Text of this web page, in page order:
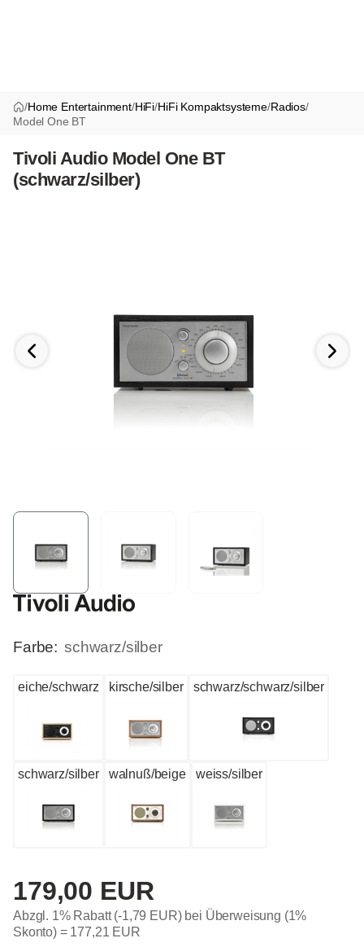
/Home Entertainment/HiFi/HiFi Kompaktsysteme/Radios/
Model One BT
Tivoli Audio Model One BT
(schwarz/silber)
Farbe: schwarz/silber
eiche/schwarz kirsche/silber schwarz/schwarz/silber
schwarz/silber walnuß/beige weiss/silber
179,00 EUR
Abzgl. 1% Rabatt (-1,79 EUR) bei Überweisung (1%
Skonto) = 177,21 EUR